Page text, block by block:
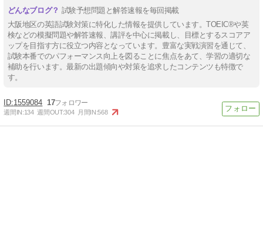
試験予想問題と解答速報を毎回掲載
大阪地区の英語試験対策に特化した情報を提供しています。TOEIC®や英
検などの模擬問題や解答速報、講評を中心に掲載し、目標とするスコアア
ップを目指す方に役立つ内容となっています。豊富な実戦演習を通じて、
試験本番でのパフォーマンス向上を図ることに焦点をあて、学習の適切な
補助を行います。最新の出題傾向や対策を追求したコンテンツも特徴で
す。
1559084 17
週間IN:134 週間OUT:304 月間IN:568